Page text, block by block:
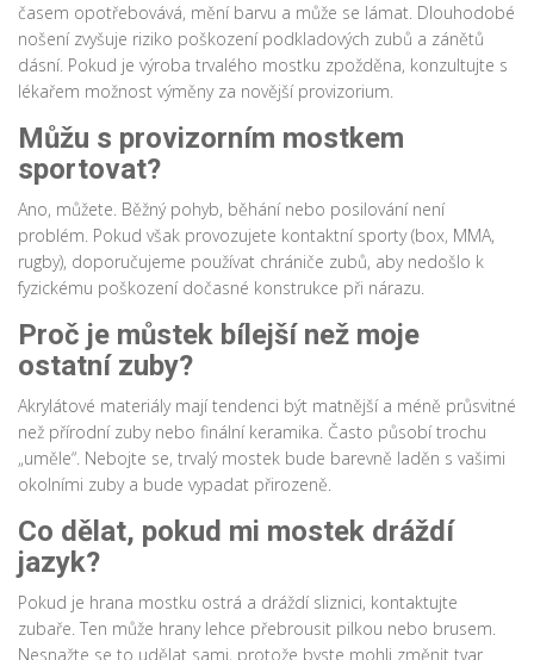
časem opotřebovává, mění barvu a může se lámat. Dlouhodobé
nošení zvyšuje riziko poškození podkladových zubů a zánětů
dásní. Pokud je výroba trvalého mostku zpožděna, konzultujte s
lékařem možnost výměny za novější provizorium.
Můžu s provizorním mostkem
sportovat?
Ano, můžete. Běžný pohyb, běhání nebo posilování není
problém. Pokud však provozujete kontaktní sporty (box, MMA,
rugby), doporučujeme používat chrániče zubů, aby nedošlo k
fyzickému poškození dočasné konstrukce při nárazu.
Proč je můstek bílejší než moje
ostatní zuby?
Akrylátové materiály mají tendenci být matnější a méně průsvitné
než přírodní zuby nebo finální keramika. Často působí trochu
„uměle“. Nebojte se, trvalý mostek bude barevně laděn s vašimi
okolními zuby a bude vypadat přirozeně.
Co dělat, pokud mi mostek dráždí
jazyk?
Pokud je hrana mostku ostrá a dráždí sliznici, kontaktujte
zubaře. Ten může hrany lehce přebrousit pilkou nebo brusem.
Nesnažte se to udělat sami, protože byste mohli změnit tvar